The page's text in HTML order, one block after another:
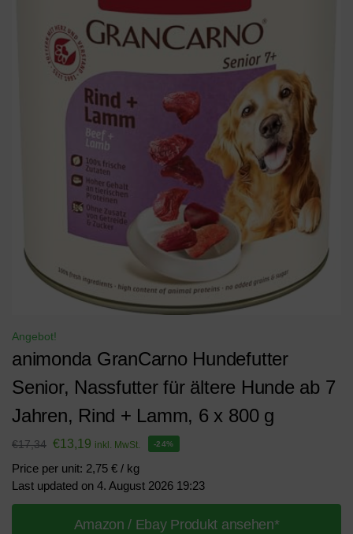
Angebot!
animonda GranCarno Hundefutter
Senior, Nassfutter für ältere Hunde ab 7
Jahren, Rind + Lamm, 6 x 800 g
€17,34 €13,19 inkl. MwSt. -24%
Price per unit: 2,75 € / kg
Last updated on 4. August 2026 19:23
Amazon / Ebay Produkt ansehen*